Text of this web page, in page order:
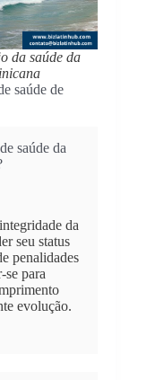
da saúde da
saúde de
saúde da
da
seu status
penalidades
se para
evolução.